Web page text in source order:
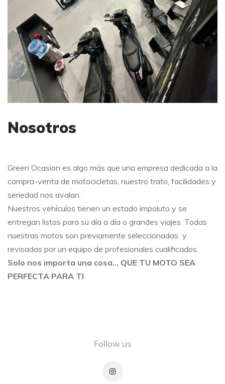
Nosotros
Green Ocasion es algo más que una empresa dedicada a la
compra-venta de motocicletas, nuestro trato, facilidades y
seriedad nos avalan.
Nuestros vehículos tienen un estado impoluto y se
entregan listos para su día a día o grandes viajes. Todas
nuestras motos son previamente seleccionadas y
revisadas por un equipo de profesionales cualificados.
Solo nos importa una cosa… QUE TU MOTO SEA
PERFECTA PARA TI
Follow us